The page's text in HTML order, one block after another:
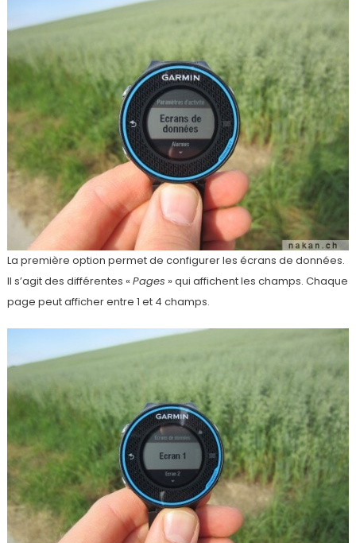
La première option permet de configurer les écrans de données.
Il s’agit des différentes « Pages » qui affichent les champs. Chaque
page peut afficher entre 1 et 4 champs.